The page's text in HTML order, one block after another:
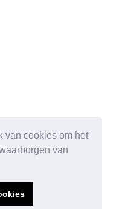
van cookies om het
van